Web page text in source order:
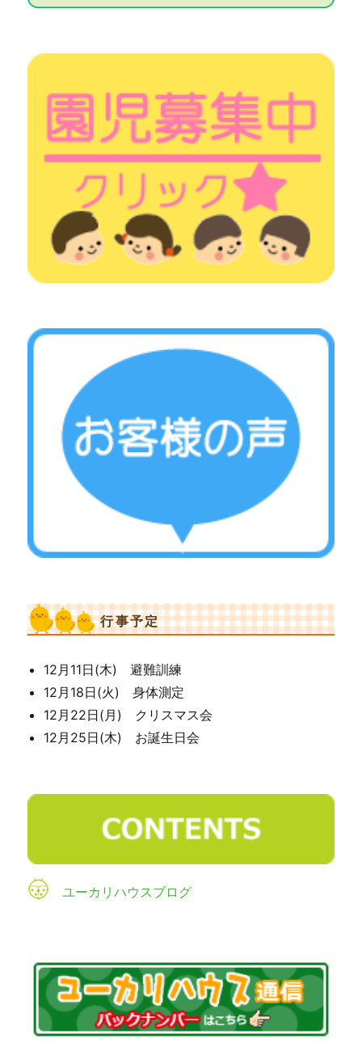
ョ
ン
行事予定
12月11日(木) 避難訓練
12月18日(火) 身体測定
12月22日(月) クリスマス会
12月25日(木) お誕生日会
ユーカリハウスブログ